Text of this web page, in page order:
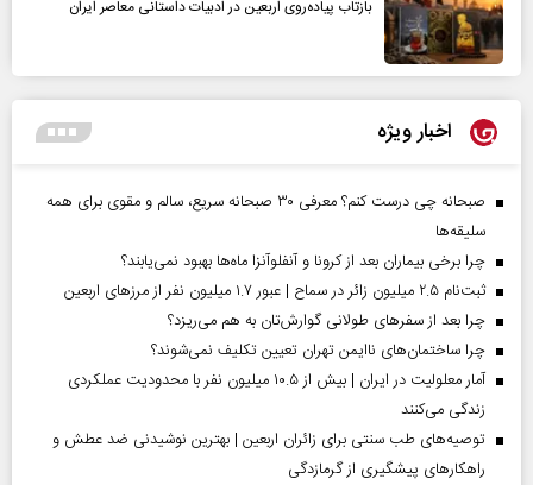
بازتاب پیاده‌روی اربعین در ادبیات داستانی معاصر ایران
اخبار ویژه
صبحانه چی درست کنم؟ معرفی ۳۰ صبحانه سریع، سالم و مقوی برای همه
سلیقه‌ها
چرا برخی بیماران بعد از کرونا و آنفلوآنزا ماه‌ها بهبود نمی‌یابند؟
ثبت‌نام ۲.۵ میلیون زائر در سماح | عبور ۱.۷ میلیون نفر از مرز‌های اربعین
چرا بعد از سفرهای طولانی گوارش‌تان به هم می‌ریزد؟
چرا ساختمان‌های ناایمن تهران تعیین تکلیف نمی‌شوند؟
آمار معلولیت در ایران | بیش از ۱۰.۵ میلیون نفر با محدودیت عملکردی
زندگی می‌کنند
توصیه‌های طب سنتی برای زائران اربعین | بهترین نوشیدنی ضد عطش و
راهکارهای پیشگیری از گرمازدگی